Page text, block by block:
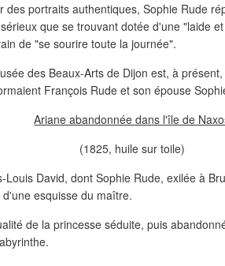
des portraits authentiques, Sophie Rude
que se trouvant dotée d'une "laide
de "se sourire toute la journée".
Ariane abandonnée dans l'île de
(1825, huile sur toile)
Louis David, dont Sophie Rude, exilée à
esquisse du maître.
de la princesse séduite, puis